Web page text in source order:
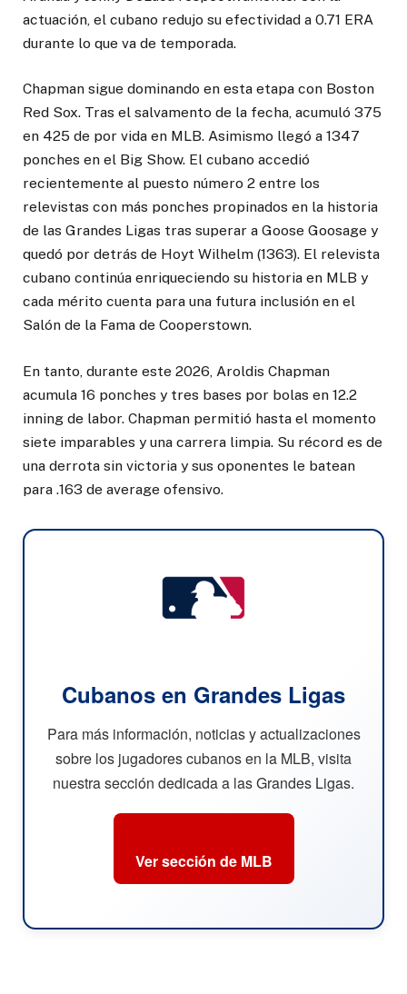
actuación, el cubano redujo su efectividad a 0.71 ERA
durante lo que va de temporada.
Chapman sigue dominando en esta etapa con Boston
Red Sox. Tras el salvamento de la fecha, acumuló 375
en 425 de por vida en MLB. Asimismo llegó a 1347
ponches en el Big Show. El cubano accedió
recientemente al puesto número 2 entre los
relevistas con más ponches propinados en la historia
de las Grandes Ligas tras superar a Goose Goosage y
quedó por detrás de Hoyt Wilhelm (1363). El relevista
cubano continúa enriqueciendo su historia en MLB y
cada mérito cuenta para una futura inclusión en el
Salón de la Fama de Cooperstown.
En tanto, durante este 2026, Aroldis Chapman
acumula 16 ponches y tres bases por bolas en 12.2
inning de labor. Chapman permitió hasta el momento
siete imparables y una carrera limpia. Su récord es de
una derrota sin victoria y sus oponentes le batean
para .163 de average ofensivo.
Cubanos en Grandes Ligas
Para más información, noticias y actualizaciones
sobre los jugadores cubanos en la MLB, visita
nuestra sección dedicada a las Grandes Ligas.
Ver sección de MLB